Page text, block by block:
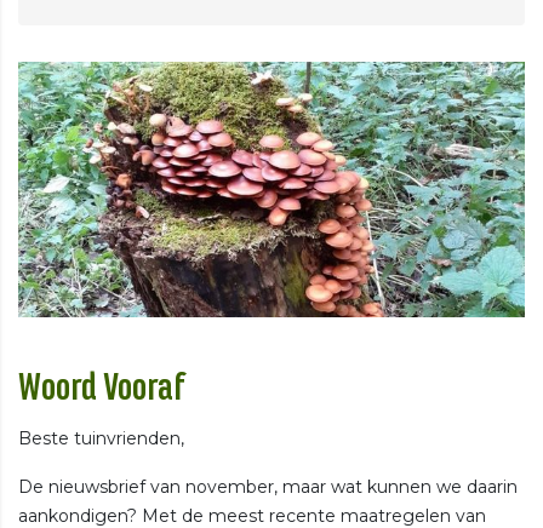
Woord Vooraf
Beste tuinvrienden,
De nieuwsbrief van november, maar wat kunnen we daarin
aankondigen? Met de meest recente maatregelen van